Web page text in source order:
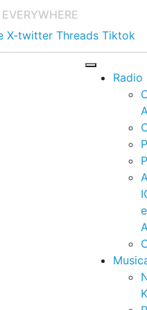
X-twitter Threads Tiktok
Radio
e